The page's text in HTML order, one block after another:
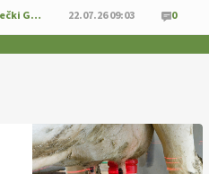
Kmečki Glas 22.07.26 09:03 0